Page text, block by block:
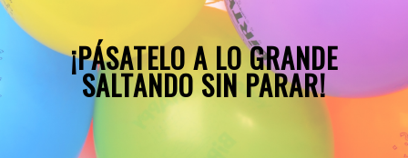
¡PÁSATELO A LO GRANDE
SALTANDO SIN PARAR!